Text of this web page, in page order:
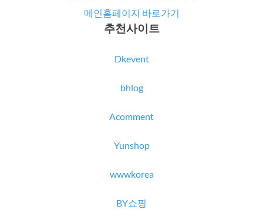
메인홈페이지 바로가기
추천사이트
Dkevent
bhlog
Acomment
Yunshop
wwwkorea
BY쇼핑